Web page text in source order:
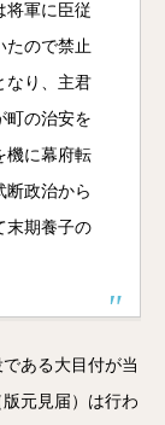
将軍に臣従
たので禁止
なり、主君
町の治安を
機に幕府転
断政治から
末期養子の
ある大目付が当
元見届）は行わ